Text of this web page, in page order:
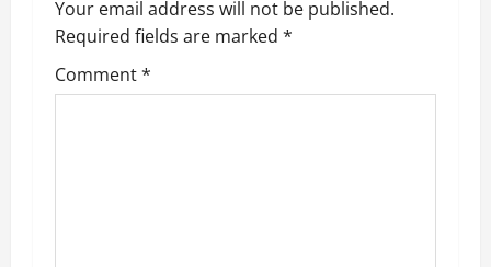
v
i
g
Your email address will not be published.
Required fields are marked *
Comment*